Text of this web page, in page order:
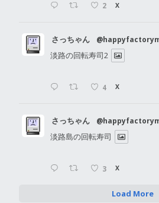
2 X
さっちゃん
淡路の回転寿司2
4 X
さっちゃん
淡路島の回転寿司
3 X
Load More